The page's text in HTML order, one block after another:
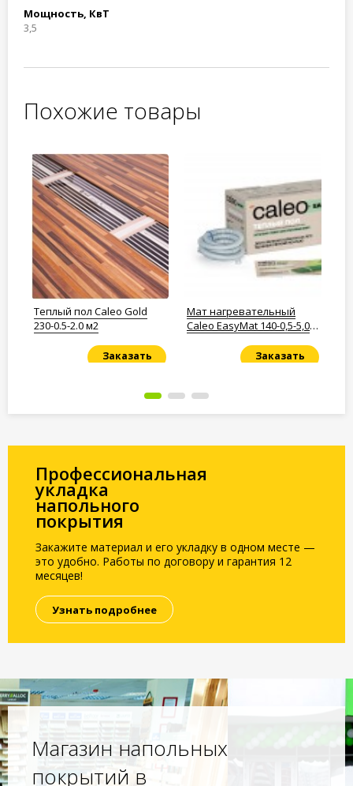
Мощность, КвТ
3,5
Похожие товары
Теплый пол Caleo Gold
230-0.5-2.0 м2
Заказать
Мат нагревательный
Caleo EasyMat 140-0,5-5,0
Заказать
Профессиональная
укладка
напольного
покрытия
Закажите материал и его укладку в одном месте —
это удобно. Работы по договору и гарантия 12
месяцев!
Узнать подробнее
Магазин напольных
покрытий в